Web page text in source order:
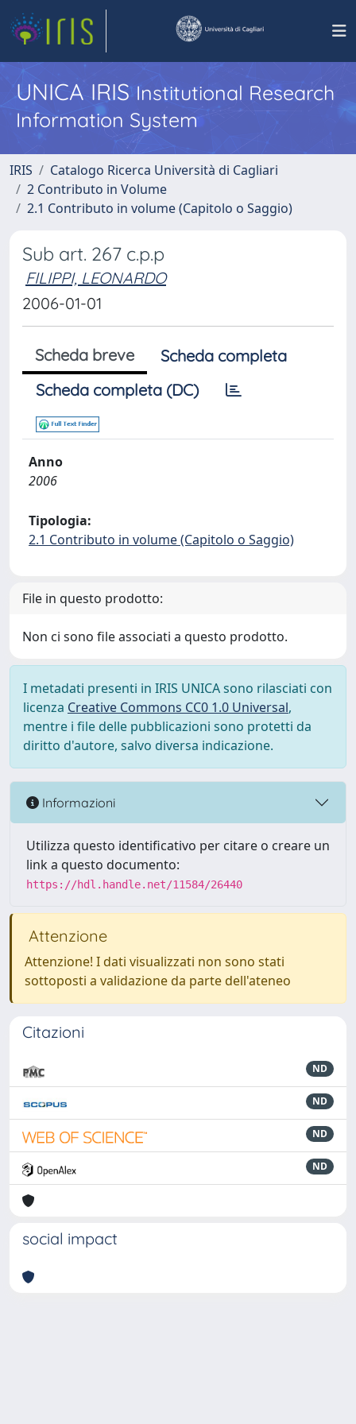
UNICA IRISInstitutional Research
Information System
IRIS
Catalogo Ricerca Università di Cagliari
2 Contributo in Volume
2.1 Contributo in volume (Capitolo o Saggio)
Sub art. 267 c.p.p
FILIPPI, LEONARDO
2006-01-01
Scheda breve
Scheda completa
Scheda completa (DC)
Anno
2006
Tipologia:
2.1 Contributo in volume (Capitolo o Saggio)
File in questo prodotto:
Non ci sono file associati a questo prodotto.
I metadati presenti in IRIS UNICA sono rilasciati con
licenza Creative Commons CC0 1.0 Universal,
mentre i file delle pubblicazioni sono protetti da
diritto d'autore, salvo diversa indicazione.
Informazioni
Utilizza questo identificativo per citare o creare un
link a questo documento:
https://hdl.handle.net/11584/26440
Attenzione
Attenzione! I dati visualizzati non sono stati
sottoposti a validazione da parte dell'ateneo
Citazioni
ND
ND
ND
ND
social impact